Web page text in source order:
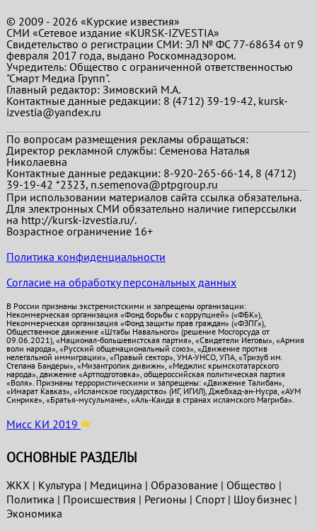
© 2009 - 2026 «Курские известия»
СМИ «Сетевое издание «KURSK-IZVESTIA»
Свидетельство о регистрации СМИ: ЭЛ № ФС 77-68634 от 9
февраля 2017 года, выдано Роскомнадзором.
Учредитель: Общество с ограниченной ответственностью
"Смарт Медиа Групп".
Главный редактор:Зимовский М.А.
Контактные данные редакции: 8 (4712) 39-19-42, kursk-
izvestia@yandex.ru
По вопросам размещения рекламы обращаться:
Директор рекламной службы: Семенова Наталья
Николаевна
Контактные данные редакции: 8-920-265-66-14, 8 (4712)
39-19-42 *2323, n.semenova@ptpgroup.ru
При использовании материалов сайта ссылка обязательна.
Для электронных СМИ обязательно наличие гиперссылки
на http://kursk-izvestia.ru/.
Возрастное ограничение 16+
Политика конфиденциальности
Согласие на обработку персональных данных
В России признаны экстремистскими и запрещены организации:
Некоммерческая организация «Фонд борьбы с коррупцией» («ФБК»),
Некоммерческая организация «Фонд защиты прав граждан» («ФЗПГ»),
Общественное движение «Штабы Навального» (решение Мосгорсуда от
09.06.2021), «Национал-большевистская партия», «Свидетели Иеговы», «Армия
воли народа», «Русский общенациональный союз», «Движение против
нелегальной иммиграции», «Правый сектор», УНА-УНСО, УПА, «Тризуб им.
Степана Бандеры», «Мизантропик дивижн», «Меджлис крымскотатарского
народа», движение «Артподготовка», общероссийская политическая партия
«Воля». Признаны террористическими и запрещены: «Движение Талибан»,
«Имарат Кавказ», «Исламское государство» (ИГ, ИГИЛ), Джебхад-ан-Нусра, «АУМ
Синрике», «Братья-мусульмане», «Аль-Каида в странах исламского Магриба».
Мисс КИ 2019
ОСНОВНЫЕ РАЗДЕЛЫ
ЖКХ| Культура | Медицина | Образование| Общество |
Политика | Проиcшествия | Регионы | Спорт| Шоу бизнес|
Экономика